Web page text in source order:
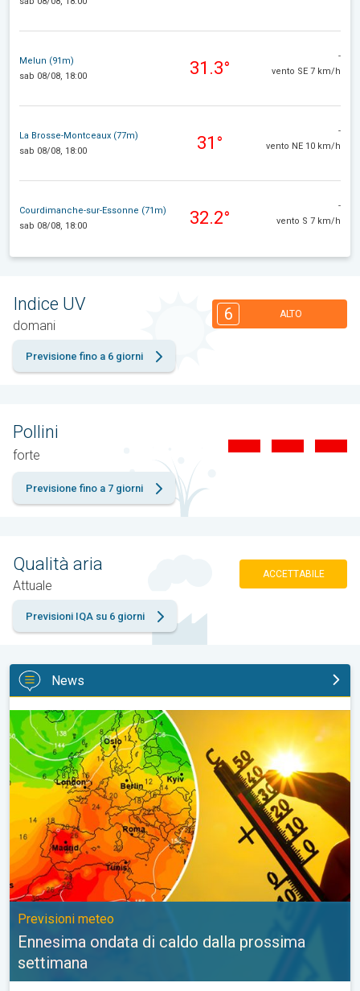
Melun (91m)
sab 08/08, 18:00
31.3°
-
vento SE 7 km/h
La Brosse-Montceaux (77m)
sab 08/08, 18:00
31°
-
vento NE 10 km/h
Courdimanche-sur-Essonne (71m)
sab 08/08, 18:00
32.2°
-
vento S 7 km/h
Indice UV
domani
6 ALTO
Previsione fino a 6 giorni
Pollini
forte
Previsione fino a 7 giorni
Qualità aria
Attuale
ACCETTABILE
Previsioni IQA su 6 giorni
News
Ennesima ondata di caldo dalla prossima settimana.
Previsioni meteo
Ennesima ondata di caldo dalla prossima
settimana